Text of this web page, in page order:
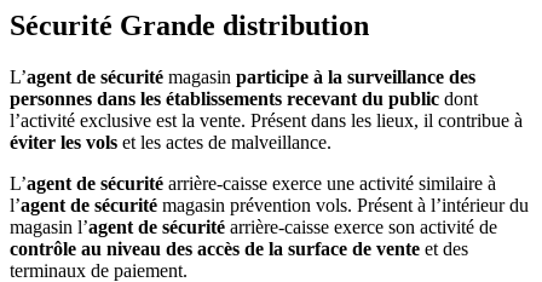
Sécurité Grande distribution
L’agent de sécurité magasin participe à la surveillance des
personnes dans les établissements recevant du public dont
l’activité exclusive est la vente. Présent dans les lieux, il contribue à
éviter les vols et les actes de malveillance.
L’agent de sécurité arrière-caisse exerce une activité similaire à
l’agent de sécurité magasin prévention vols. Présent à l’intérieur du
magasin l’agent de sécurité arrière-caisse exerce son activité de
contrôle au niveau des accès de la surface de vente et des
terminaux de paiement.